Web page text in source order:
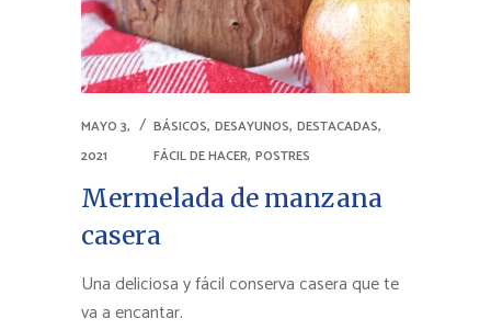
MAYO 3,
2021
BÁSICOS, DESAYUNOS, DESTACADAS,
FÁCIL DE HACER, POSTRES
Mermelada de manzana
casera
Una deliciosa y fácil conserva casera que te
va a encantar.